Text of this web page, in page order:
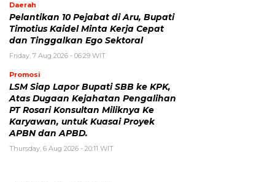
Daerah
Pelantikan 10 Pejabat di Aru, Bupati
Timotius Kaidel Minta Kerja Cepat
dan Tinggalkan Ego Sektoral
Friday, 7 Aug 2026 - 06:29 WIT
Promosi
LSM Siap Lapor Bupati SBB ke KPK,
Atas Dugaan Kejahatan Pengalihan
PT Rosari Konsultan Miliknya Ke
Karyawan, untuk Kuasai Proyek
APBN dan APBD.
Thursday, 6 Aug 2026 - 20:11 WIT